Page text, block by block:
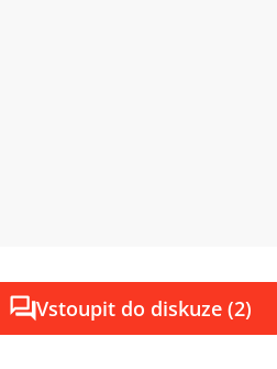
Vstoupit do diskuze (2)